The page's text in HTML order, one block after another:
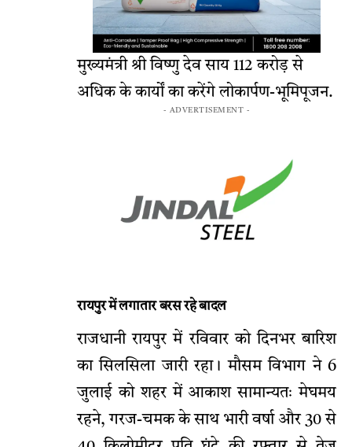
मुख्यमंत्री श्री विष्णु देव साय 112 करोड़ से
अधिक के कार्यों का करेंगे लोकार्पण-भूमिपूजन.
- ADVERTISEMENT -
रायपुर में लगातार बरस रहे बादल
राजधानी रायपुर में रविवार को दिनभर बारिश
का सिलसिला जारी रहा। मौसम विभाग ने 6
जुलाई को शहर में आकाश सामान्यतः मेघमय
रहने, गरज-चमक के साथ भारी वर्षा और 30 से